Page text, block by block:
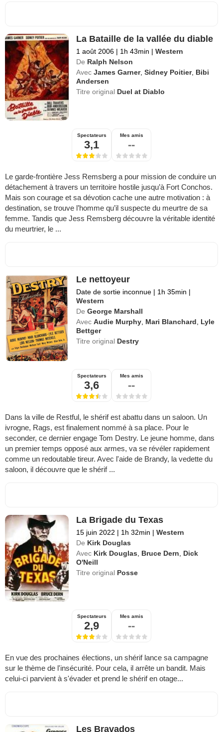
La Bataille de la vallée du diable
1 août 2006 | 1h 43min | Western
De Ralph Nelson
Avec James Garner,Sidney Poitier, Bibi
Andersen
Titre original Duel at Diablo
Spectateurs
3,1
Mes amis
--
Le garde-frontière Jess Remsberg a pour mission de conduire un
détachement à travers un territoire hostile jusqu’à Fort Conchos.
Mais son courage et sa dévotion cache une autre motivation : à
destination, se trouve l’homme qu’il suspecte du meurtre de sa
femme. Tandis que Jess Remsberg découvre la véritable identité
du meurtrier, le ...
Le nettoyeur
Date de sortie inconnue | 1h 35min |
Western
De George Marshall
Avec Audie Murphy Mari Blanchard
Lyle
Bettger
Titre original Destry
Spectateurs
3,6
Mes amis
--
Dans la ville de Restful, le shérif est abattu dans un saloon. Un
ivrogne, Rags, est finalement nommé à sa place. Pour le
seconder, ce dernier engage Tom Destry. Le jeune homme, dans
un premier temps opposé aux armes, va se révéler rapidement
comme un redoutable tireur. Avec l'aide de Brandy, la vedette du
saloon, il découvre que le shérif ...
La Brigade du Texas
15 juin 2022 | 1h 32min | Western
De Kirk Douglas
Avec Kirk Douglas Bruce Dern
Dick
O'Neill
Titre original Posse
Spectateurs
2,9
Mes amis
--
En vue des prochaines élections, un shérif lance sa campagne
sur le thème de l'insécurité. Pour cela, il arrête un bandit. Mais
celui-ci parvient à s'évader et prend le shérif en otage...
Les Bravados